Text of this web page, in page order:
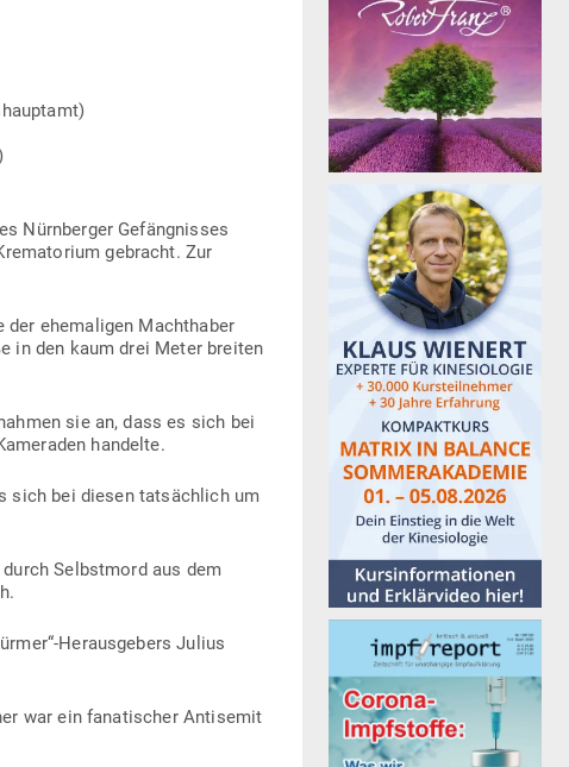
Nürn­berger Gefäng­nisses
gebracht. Zur
der ehe­ma­ligen Macht­haber
in den kaum drei Meter breiten
sie an, dass es sich bei
handelte.
sich bei diesen tat­sächlich um
Selbstmord aus dem
Herausgebers Julius
war ein fana­ti­scher Anti­semit